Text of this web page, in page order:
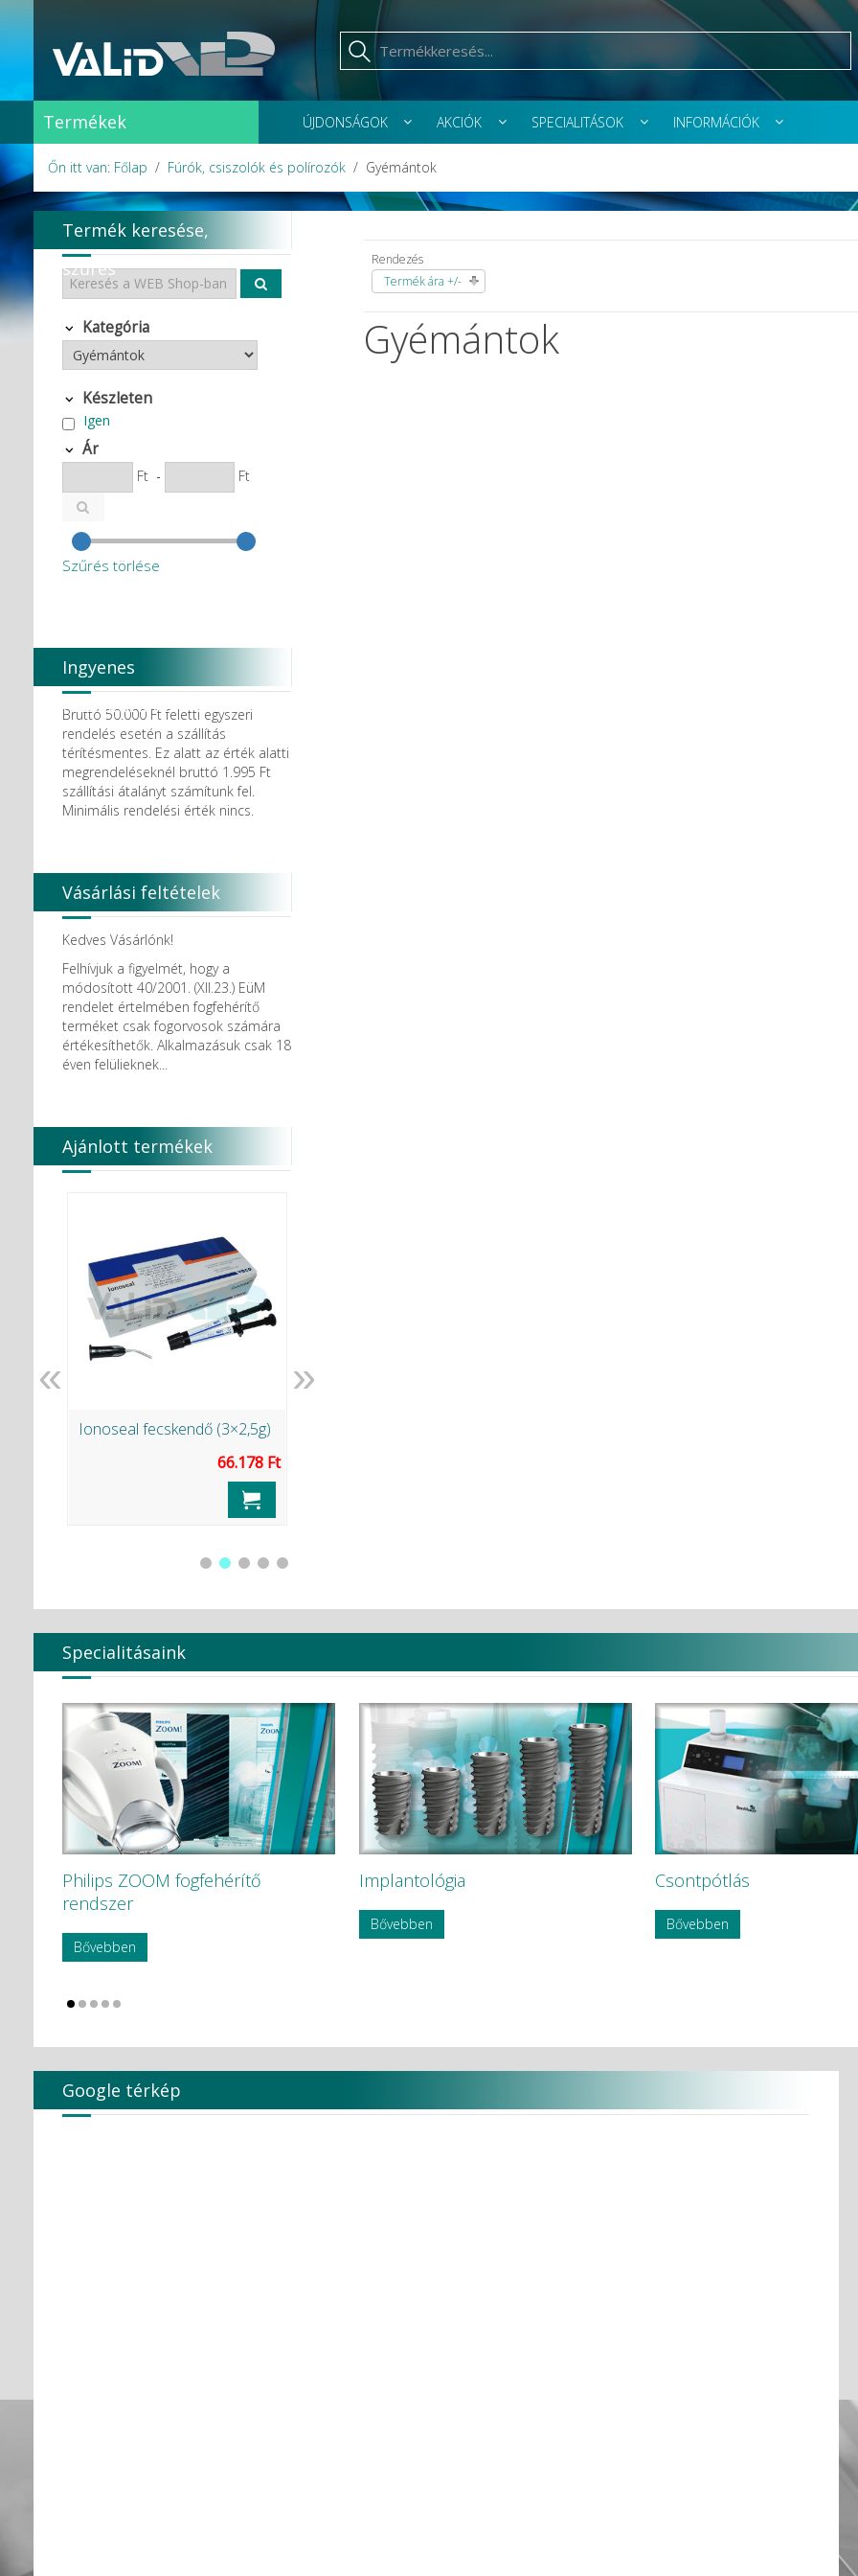
Termékek ÚJDONSÁGOK AKCIÓK SPECIALITÁSOK INFORMÁCIÓK
Őn itt van: Főlap Fúrók, csiszolók és polírozók Gyémántok
Rendezés
Termék ára +/-
Gyémántok
Termék keresése,
szűrés
Kategória
Készleten
Igen
Ár
Ft - Ft
Szűrés törlése
Ingyenes
házhozszállítás
Bruttó 50.000 Ft feletti egyszeri
rendelés esetén a szállítás
térítésmentes. Ez alatt az érték alatti
megrendeléseknél bruttó 1.995 Ft
szállítási átalányt számítunk fel.
Minimális rendelési érték nincs.
Vásárlási feltételek
Kedves Vásárlónk!
Felhívjuk a figyelmét, hogy a
módosított 40/2001. (XII.23.) EüM
rendelet értelmében fogfehérítő
terméket csak fogorvosok számára
értékesíthetők. Alkalmazásuk csak 18
éven felülieknek...
Ajánlott termékek
Ionoseal fecskendő (3×2,5g)
66.178 Ft
« »
Specialitásaink
Philips ZOOM fogfehérítő
rendszer
Bővebben
Implantológia
Bővebben
Csontpótlás
Bővebben
Google térkép